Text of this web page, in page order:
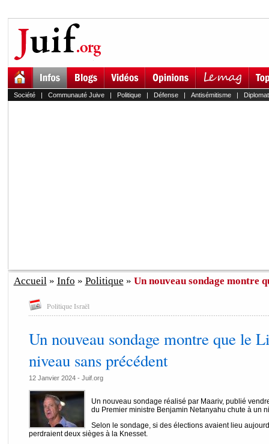
Société| Communauté Juive| Politique| Défense| Antisémitisme|
Accueil» Info » Politique » Un nouveau sondage montre
Politique Israël
Un nouveau sondage montre que le
niveau sans précédent
12 Janvier 2024 - Juif.org
Un nouveau sondage réalisé par Maariv, publié
du Premier ministre Benjamin Netanyahu chute à un
Selon le sondage, si des élections avaient lieu
perdraient deux sièges à la Knesset.